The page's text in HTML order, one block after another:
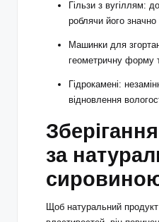
Гільзи з вугіллям:
роблячи його
Машинки для
геометричну форму
Гідрокамені:
відновлення
за
Щоб натуральний